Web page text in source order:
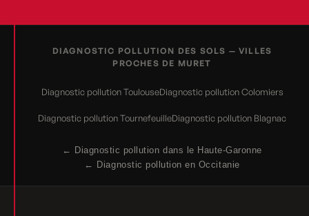
DIAGNOSTIC POLLUTION DES SOLS — VILLES
PROCHES DE MURET
Diagnostic pollution ToulouseDiagnostic pollution Colomiers
Diagnostic pollution TournefeuilleDiagnostic pollution Blagnac
← Diagnostic pollution dans le Haute-Garonne
← Diagnostic pollution en Occitanie